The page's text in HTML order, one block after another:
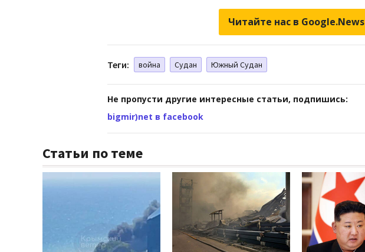
Читайте нас в Google.News
Теги: война Судан Южный Судан
Не пропусти другие интересные статьи, подпишись:
bigmir)net в facebook
Статьи по теме